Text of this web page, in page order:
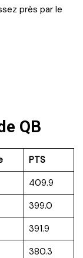
près par le
QB
PTS
409.9
399.0
391.9
380.3